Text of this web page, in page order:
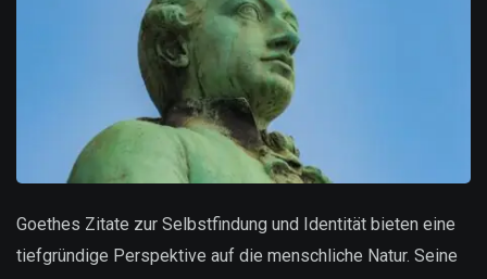
Goethes Zitate zur Selbstfindung und Identität bieten eine
tiefgründige Perspektive auf die menschliche Natur. Seine